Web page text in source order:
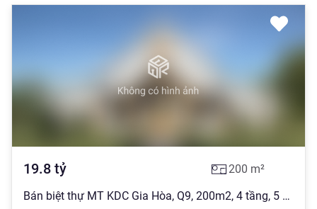
19.8 tỷ 200 m²
Bán biệt thự MT KDC Gia Hòa, Q9, 200m2, 4 tầng, 5 PN, nội thất cao cấp